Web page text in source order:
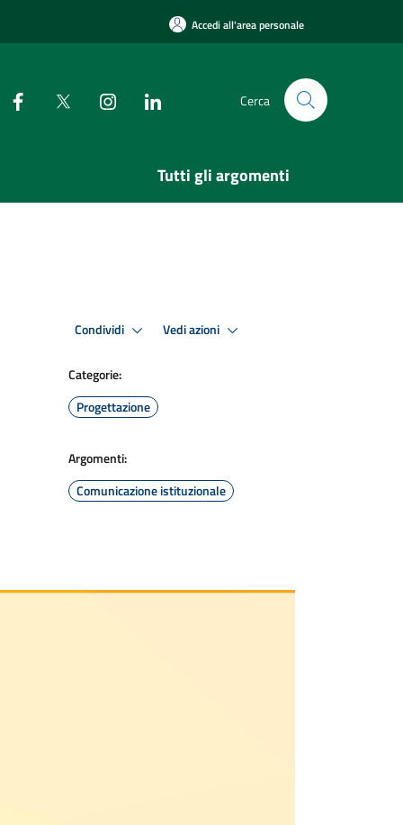
Accedi all'area personale
Cerca
Tutti gli argomenti
Condividi Vedi azioni
Categorie:
Progettazione
Argomenti:
Comunicazione istituzionale